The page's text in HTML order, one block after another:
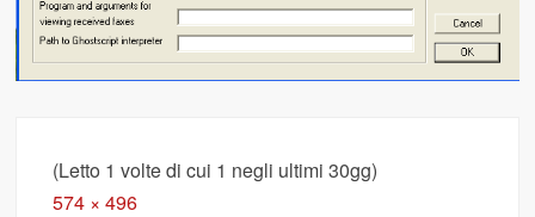
(Letto 1 volte di cui 1 negli ultimi 30gg)
Full
574 × 496